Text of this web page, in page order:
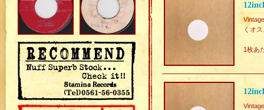
くオ
1枚あ